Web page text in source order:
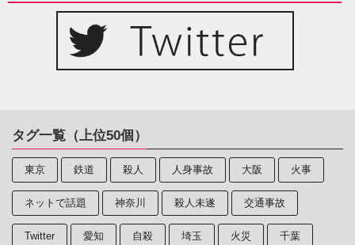
タグ一覧（上位50個）
東京 鉄道 殺人 人身事故 大阪 火事
ネットで話題 神奈川 殺人未遂 交通事故
Twitter 愛知 自殺 埼玉 火災 千葉